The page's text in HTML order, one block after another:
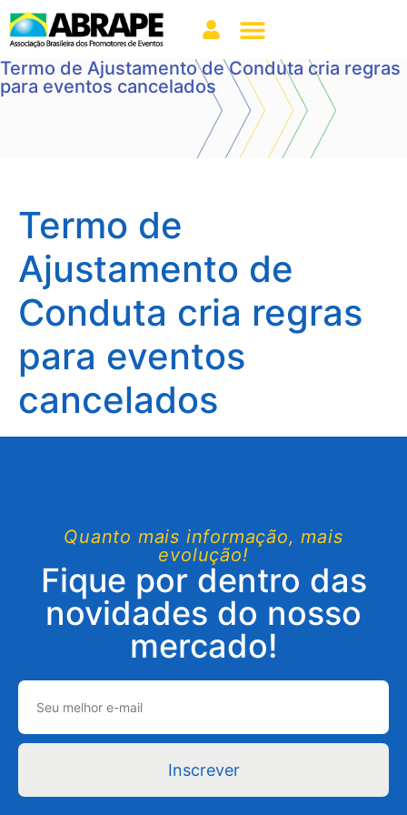
Termo de Ajustamento de Conduta cria regras
para eventos cancelados
Termo de
Ajustamento de
Conduta cria regras
para eventos
cancelados
Quanto mais informação, mais
evolução!
Fique por dentro das
novidades do nosso
mercado!
Inscrever